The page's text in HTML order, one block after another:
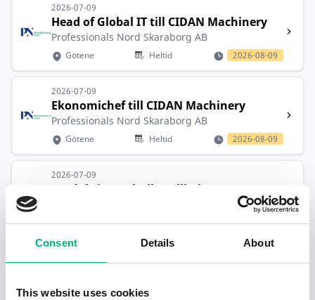
Consent Details About
This website uses cookies
2026-07-09
Head of Global IT till CIDAN Machinery
Professionals Nord Skaraborg AB
Götene Heltid 2026-08-09
2026-07-09
Ekonomichef till CIDAN Machinery
Professionals Nord Skaraborg AB
Götene Heltid 2026-08-09
2026-07-09
Produktionstekniker till Kinnex
Götene Heltid 2026-08-09
Eftermarknadskoordinator